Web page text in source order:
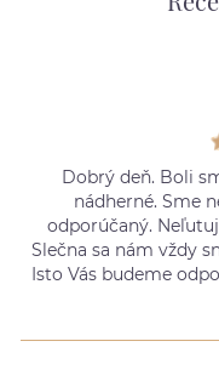
Dobrý deň. Boli
nádherné. Sme
odporúčaný.
Slečna sa nám vždy
Isto Vás budeme